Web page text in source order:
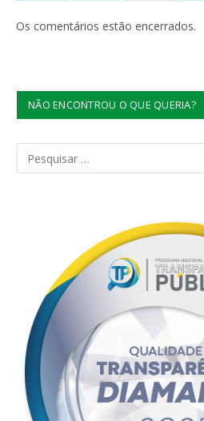
Os comentários estão encerrados.
NÃO ENCONTROU O QUE QUERIA?